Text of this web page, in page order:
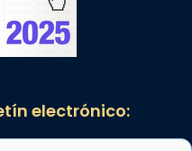
electrónico: